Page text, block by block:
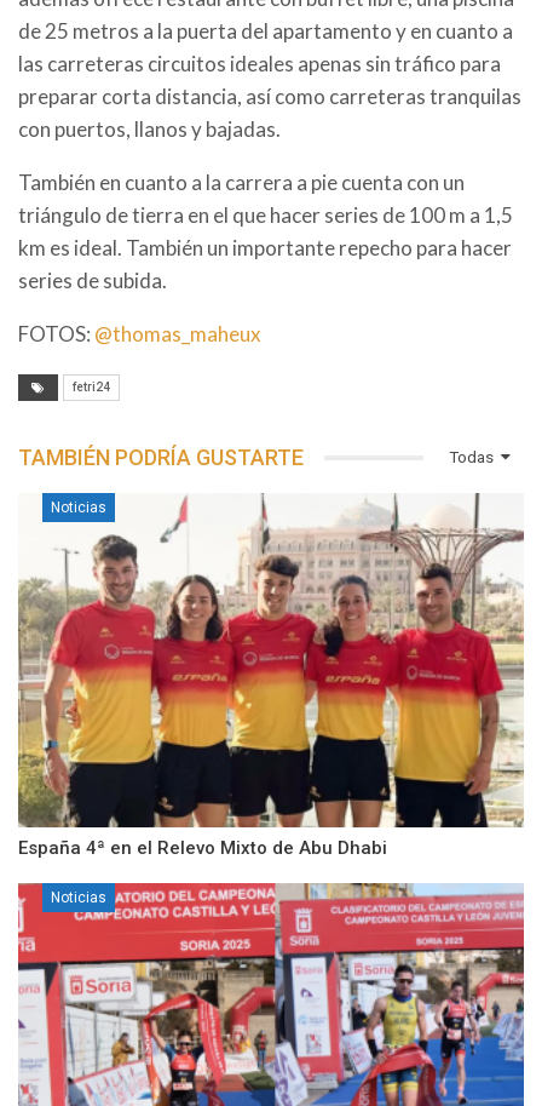
de 25 metros a la puerta del apartamento y en cuanto a
las carreteras circuitos ideales apenas sin tráfico para
preparar corta distancia, así como carreteras tranquilas
con puertos, llanos y bajadas.
También en cuanto a la carrera a pie cuenta con un
triángulo de tierra en el que hacer series de 100 m a 1,5
km es ideal. También un importante repecho para hacer
series de subida.
FOTOS: @thomas_maheux
fetri24
Todas
TAMBIÉN PODRÍA GUSTARTE
Noticias
España 4ª en el Relevo Mixto de Abu Dhabi
Noticias